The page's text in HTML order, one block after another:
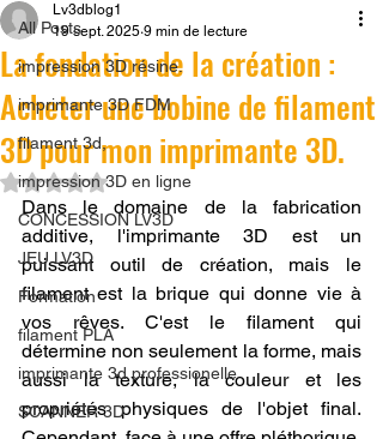
All Posts
impression 3D résine.
imprimante 3D FDM
filament 3d,
impression 3D en ligne
CONCESSION LV3D
JEU LV3D
Formation
filament PLA
imprimante 3d professionelle
SCANNER 3D
La fondation de la création :
Acheter une bobine de filament
3D pour mon imprimante 3D.
Lv3dblog1
19 sept. 2025 9 min de lecture
Noté NaN étoiles sur 5.
Dans le domaine de la fabrication
additive, l'imprimante 3D est un
puissant outil de création, mais le
filament est la brique qui donne vie à
vos rêves. C'est le filament qui
détermine non seulement la forme, mais
aussi la texture, la couleur et les
propriétés physiques de l'objet final.